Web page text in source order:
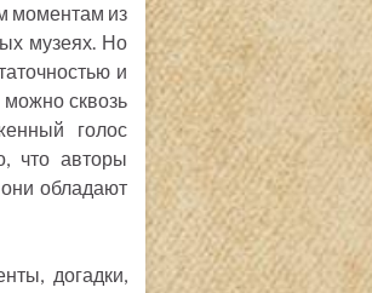
моментам из
музеях. Но
и
можно сквозь
голос
что авторы
обладают
догадки,